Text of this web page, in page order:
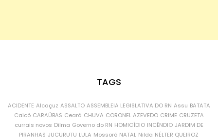
TAGS
ACIDENTE Alcaçuz ASSALTO ASSEMBLEIA LEGISLATIVA DO RN Assu BATATA
Caicó CARAÚBAS Ceará CHUVA CORONEL AZEVEDO CRIME CRUZETA
currais novos Dilma Governo do RN HOMICÍDIO INCÊNDIO JARDIM DE
PIRANHAS JUCURUTU LULA Mossoró NATAL Nilda NÉLTER QUEIROZ